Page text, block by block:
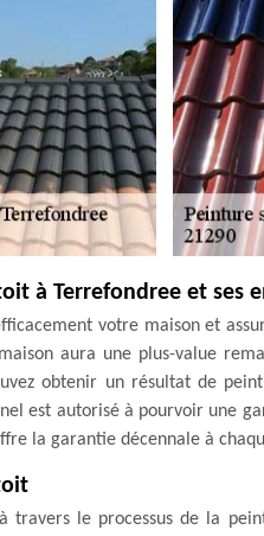
à Terrefondree et ses
votre maison et
aura une plus-value
obtenir un résultat de
est autorisé à pourvoir une
la garantie décennale à
travers le processus de la